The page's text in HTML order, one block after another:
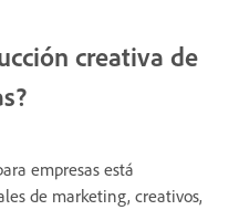
creativa de
empresas está
de marketing, creativos,